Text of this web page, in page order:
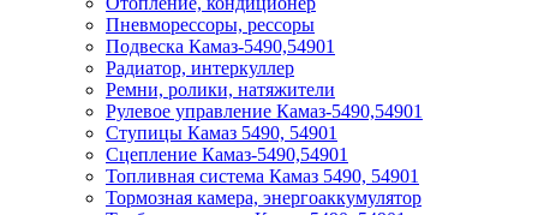
Пневморессоры, рессоры
Подвеска Камаз-5490,54901
Радиатор, интеркуллер
Ремни, ролики, натяжители
Рулевое управление Камаз-5490,54901
Ступицы Камаз 5490, 54901
Сцепление Камаз-5490,54901
Топливная система Камаз 5490, 54901
Тормозная камера, энергоаккумулятор